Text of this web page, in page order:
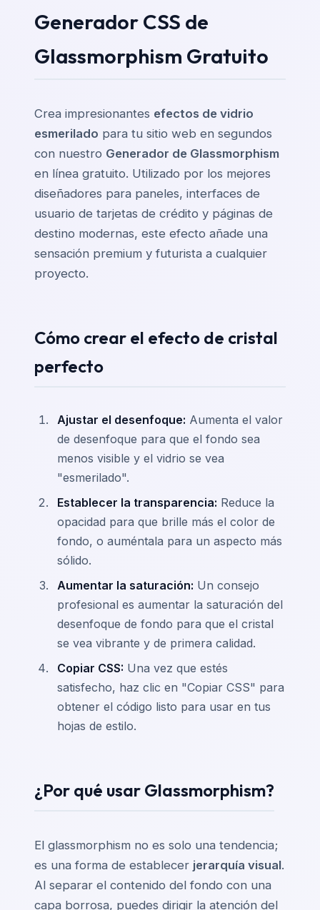
Generador CSS de
Glassmorphism Gratuito
Crea impresionantes efectos de vidrio
esmerilado para tu sitio web en segundos
con nuestro Generador de Glassmorphism
en línea gratuito. Utilizado por los mejores
diseñadores para paneles, interfaces de
usuario de tarjetas de crédito y páginas de
destino modernas, este efecto añade una
sensación premium y futurista a cualquier
proyecto.
Cómo crear el efecto de cristal
perfecto
Ajustar el desenfoque: Aumenta el valor
de desenfoque para que el fondo sea
menos visible y el vidrio se vea
"esmerilado".
Establecer la transparencia: Reduce la
opacidad para que brille más el color de
fondo, o auméntala para un aspecto más
sólido.
Aumentar la saturación: Un consejo
profesional es aumentar la saturación del
desenfoque de fondo para que el cristal
se vea vibrante y de primera calidad.
Copiar CSS: Una vez que estés
satisfecho, haz clic en "Copiar CSS" para
obtener el código listo para usar en tus
hojas de estilo.
¿Por qué usar Glassmorphism?
El glassmorphism no es solo una tendencia;
es una forma de establecer jerarquía visual.
Al separar el contenido del fondo con una
capa borrosa, puedes dirigir la atención del